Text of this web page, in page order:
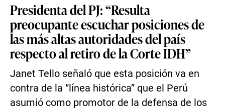
Presidenta del PJ: “Resulta
preocupante escuchar posiciones de
las más altas autoridades del país
respecto al retiro de la Corte IDH”
Janet Tello señaló que esta posición va en
contra de la “línea histórica” que el Perú
asumió como promotor de la defensa de los